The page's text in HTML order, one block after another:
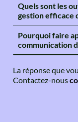
Quels sont les
gestion efficace
Pourquoi faire
communication
La réponse que
Contactez-nous